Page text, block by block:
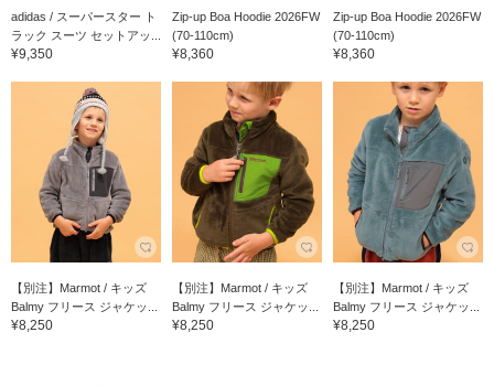
adidas / スーパースター ト
ラック スーツ セットアッ...
¥9,350
Zip-up Boa Hoodie 2026FW
(70-110cm)
¥8,360
Zip-up Boa Hoodie 2026FW
(70-110cm)
¥8,360
【別注】Marmot / キッズ
Balmy フリース ジャケッ...
¥8,250
【別注】Marmot / キッズ
Balmy フリース ジャケッ...
¥8,250
【別注】Marmot / キッズ
Balmy フリース ジャケッ...
¥8,250